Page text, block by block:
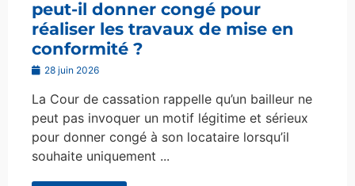
peut-il donner congé pour
réaliser les travaux de mise en
conformité ?
28 juin 2026
La Cour de cassation rappelle qu’un bailleur ne
peut pas invoquer un motif légitime et sérieux
pour donner congé à son locataire lorsqu’il
souhaite uniquement ...